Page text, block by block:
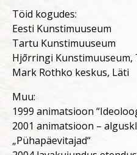
Töid kogudes:
Eesti Kunstimuuseum
Tartu Kunstimuuseum
Hjõrringi Kunstimuuseum,
Mark Rothko keskus, Läti
Muu:
1999 animatsioon
2001 animatsioon –
„Pühapäevitajad“